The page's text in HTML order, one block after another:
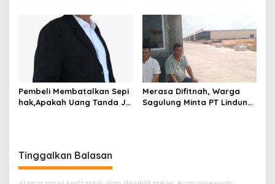
Dugaan Kekerasan Anak
Bersubsidi, Warga Resah
Terancam Bahaya
Kebakaran
Pembeli Membatalkan Sepi
hak,Apakah Uang Tanda Ja
Merasa Difitnah, Warga
Sagulung Minta PT Lindung
Tinggalkan Balasan